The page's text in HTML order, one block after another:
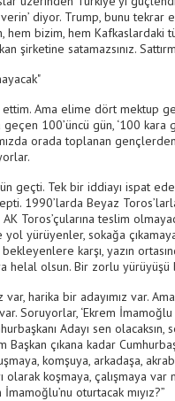
diyor. Trump, bunu tekrar
hem bizim, hem Kafkaslardaki
şirketine satamazsınız.
Ama elime dört mektup
100’üncü gün, ‘100 kara
orada toplanan
geçti. Tek bir iddiayı ispat
1990’larda Beyaz
Toros’çularına teslim
yürüyenler, sokağa
karşı, yazın
helal olsun. Bir zorlu
harika bir adayımız var.
Soruyorlar, ‘Ekrem İmamoğlu
Adayı sen olacaksın,
Başkan çıkana kadar
komşuya, arkadaşa,
koşmaya, çalışmaya var
oturtacak mıyız?”